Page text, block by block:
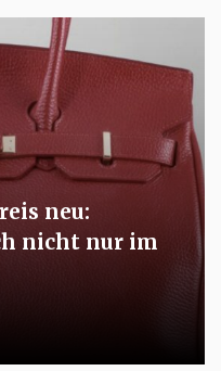
neu:
nicht nur im